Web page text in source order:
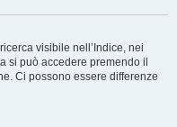
visibile nell’Indice, nei
si può accedere premendo il
Ci possono essere differenze